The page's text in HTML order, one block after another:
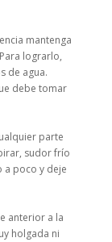
mantenga
lograrlo,
de agua.
debe tomar
parte
sudor frío
a poco y deje
anterior a la
holgada ni